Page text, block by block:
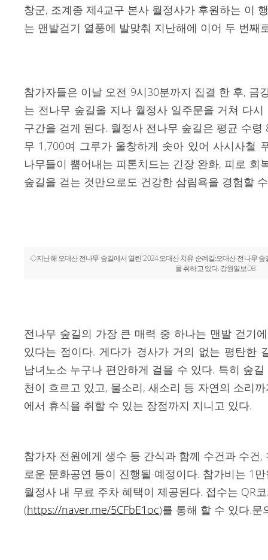
창군, 조계종 제4교구 본사 월정사가 후원하는 이
는 맨발걷기 열풍에 발맞춰 지난해에 이어 두 번째
참가자들은 이날 오전 9시30분까지 집결 한 후, 금
는 전나무 숲길을 지나 월정사 일주문을 거쳐 다
구간을 걷게 된다. 월정사 전나무 숲길은 평균 수
무 1,700여 그루가 울창하게 솟아 있어 사시사철
나무들이 뿜어내는 피톤치드는 긴장 완화, 피로 회
숲길을 걷는 것만으로도 건강한 삼림욕을 경험할
◇지난해 오대산 전나무 숲길에서 열린 ‘2024 오대산 치유 순례길:오대산 전나무 숲
를 취하고 있다. 강원일보DB
전나무 숲길의 가장 큰 매력 중 하나는 맨발 걷기
있다는 점이다. 게다가 경사가 거의 없는 평탄한
남녀노소 누구나 편안하게 걸을 수 있다. 특히 숲
천이 흐르고 있고, 물소리, 새소리 등 자연의 소리
에서 휴식을 취할 수 있는 장점까지 지니고 있다.
참가자 전원에게 생수 등 간식과 함께 수건과 수건
로운 문화공연 등이 진행될 예정이다. 참가비는 1
월정사 내 무료 주차 혜택이 제공된다. 접수는 QR
(https://naver.me/5CFbE1oc)를 통해 할 수 있다.문